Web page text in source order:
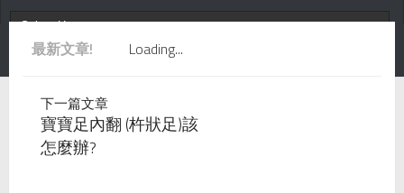
最新文章! Loading...
下一篇文章
寶寶足內翻 (杵狀足)該
怎麼辦?